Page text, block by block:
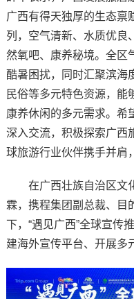
广西有得天独厚的生态禀
列，空气清新、水质优良
然氧吧、康养秘境。全区
酷暑困扰，同时汇聚滨海
民俗等多元特色资源，能
康养休闲的多元需求。希
深入交流，积极探索广西
球旅游行业伙伴携手并肩
在广西壮族自治区文化
霖，携程集团副总裁、目
下，“遇见广西”全球宣传
建海外宣传平台、开展多